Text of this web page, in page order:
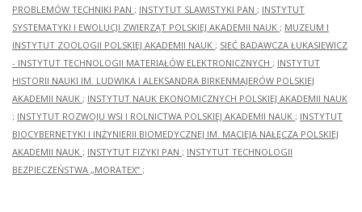
PROBLEMÓW TECHNIKI PAN ; INSTYTUT SLAWISTYKI PAN ; INSTYTUT
SYSTEMATYKI I EWOLUCJI ZWIERZĄT POLSKIEJ AKADEMII NAUK ; MUZEUM I
INSTYTUT ZOOLOGII POLSKIEJ AKADEMII NAUK ; SIEĆ BADAWCZA ŁUKASIEWICZ
- INSTYTUT TECHNOLOGII MATERIAŁÓW ELEKTRONICZNYCH ; INSTYTUT
HISTORII NAUKI IM. LUDWIKA I ALEKSANDRA BIRKENMAJERÓW POLSKIEJ
AKADEMII NAUK ; INSTYTUT NAUK EKONOMICZNYCH POLSKIEJ AKADEMII NAUK
; INSTYTUT ROZWOJU WSI I ROLNICTWA POLSKIEJ AKADEMII NAUK ; INSTYTUT
BIOCYBERNETYKI I INŻYNIERII BIOMEDYCZNEJ IM. MACIEJA NAŁĘCZA POLSKIEJ
AKADEMII NAUK ; INSTYTUT FIZYKI PAN ; INSTYTUT TECHNOLOGII
BEZPIECZEŃSTWA „MORATEX” ;